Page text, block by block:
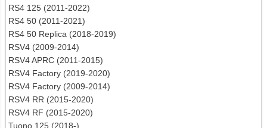
RS4 125 (2011-2022)
RS4 50 (2011-2021)
RS4 50 Replica (2018-2019)
RSV4 (2009-2014)
RSV4 APRC (2011-2015)
RSV4 Factory (2019-2020)
RSV4 Factory (2009-2014)
RSV4 RR (2015-2020)
RSV4 RF (2015-2020)
Tuono 125 (2018-)